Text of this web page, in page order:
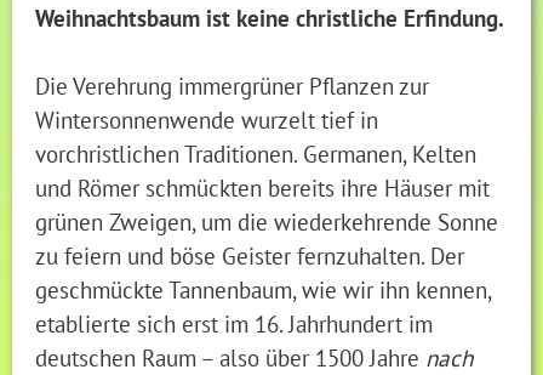
Weihnachtsbaum ist keine christliche Erfindung.
Die Verehrung immergrüner Pflanzen zur
Wintersonnenwende wurzelt tief in
vorchristlichen Traditionen. Germanen, Kelten
und Römer schmückten bereits ihre Häuser mit
grünen Zweigen, um die wiederkehrende Sonne
zu feiern und böse Geister fernzuhalten. Der
geschmückte Tannenbaum, wie wir ihn kennen,
etablierte sich erst im 16. Jahrhundert im
deutschen Raum – also über 1500 Jahre nach